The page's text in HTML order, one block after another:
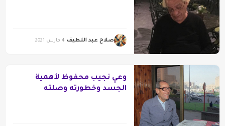
صلاح عبد اللطيف 4 مارس 2021
وعي نجيب محفوظ لأهمية
الجسد وخطورته وصلته